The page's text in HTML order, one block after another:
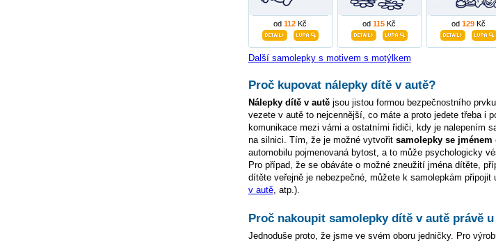
od 112 Kč od 115 Kč od 129Kč
Další samolepky s motivem s motýlkem
Proč kupovat nálepky dítě v autě?
Nálepky dítě v autějsou jistou formou bezpečnostního
vezete v autě to nejcennější, co máte a proto jedete třeba i
komunikace mezi vámi a ostatními řidiči, kdy je nalepením
na silnici. Tím, že je možné vytvořit samolepky se jménem
automobilu pojmenovaná bytost, a to může psychologicky
Pro případ, že se obáváte o možné zneužití jména dítěte,
dítěte veřejně je nebezpečné, můžete k samolepkám připojit
v autě, atp.).
Proč nakoupit samolepky dítě v autě právě u
Jednoduše proto, že jsme ve svém oboru jedničky. Pro